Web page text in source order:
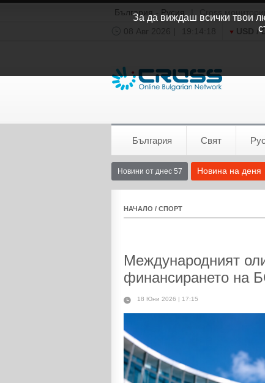
България - Русия Cross
08 Авг 2026 |
19:14:18 USD /
България Свят
Новини от днес 57 Новина на деня
НАЧАЛО / СПОРТ
Международният
финансирането на
18 Юни 2026 | 17:15
За да виждаш всички твои